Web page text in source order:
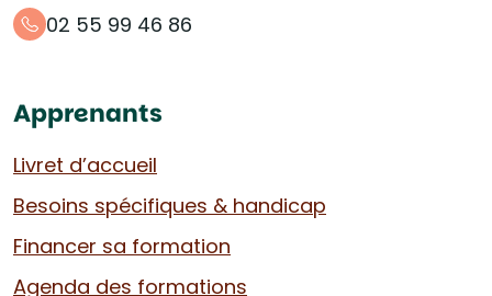
02 55 99 46 86
Apprenants
Livret d’accueil
Besoins spécifiques & handicap
Financer sa formation
Agenda des formations